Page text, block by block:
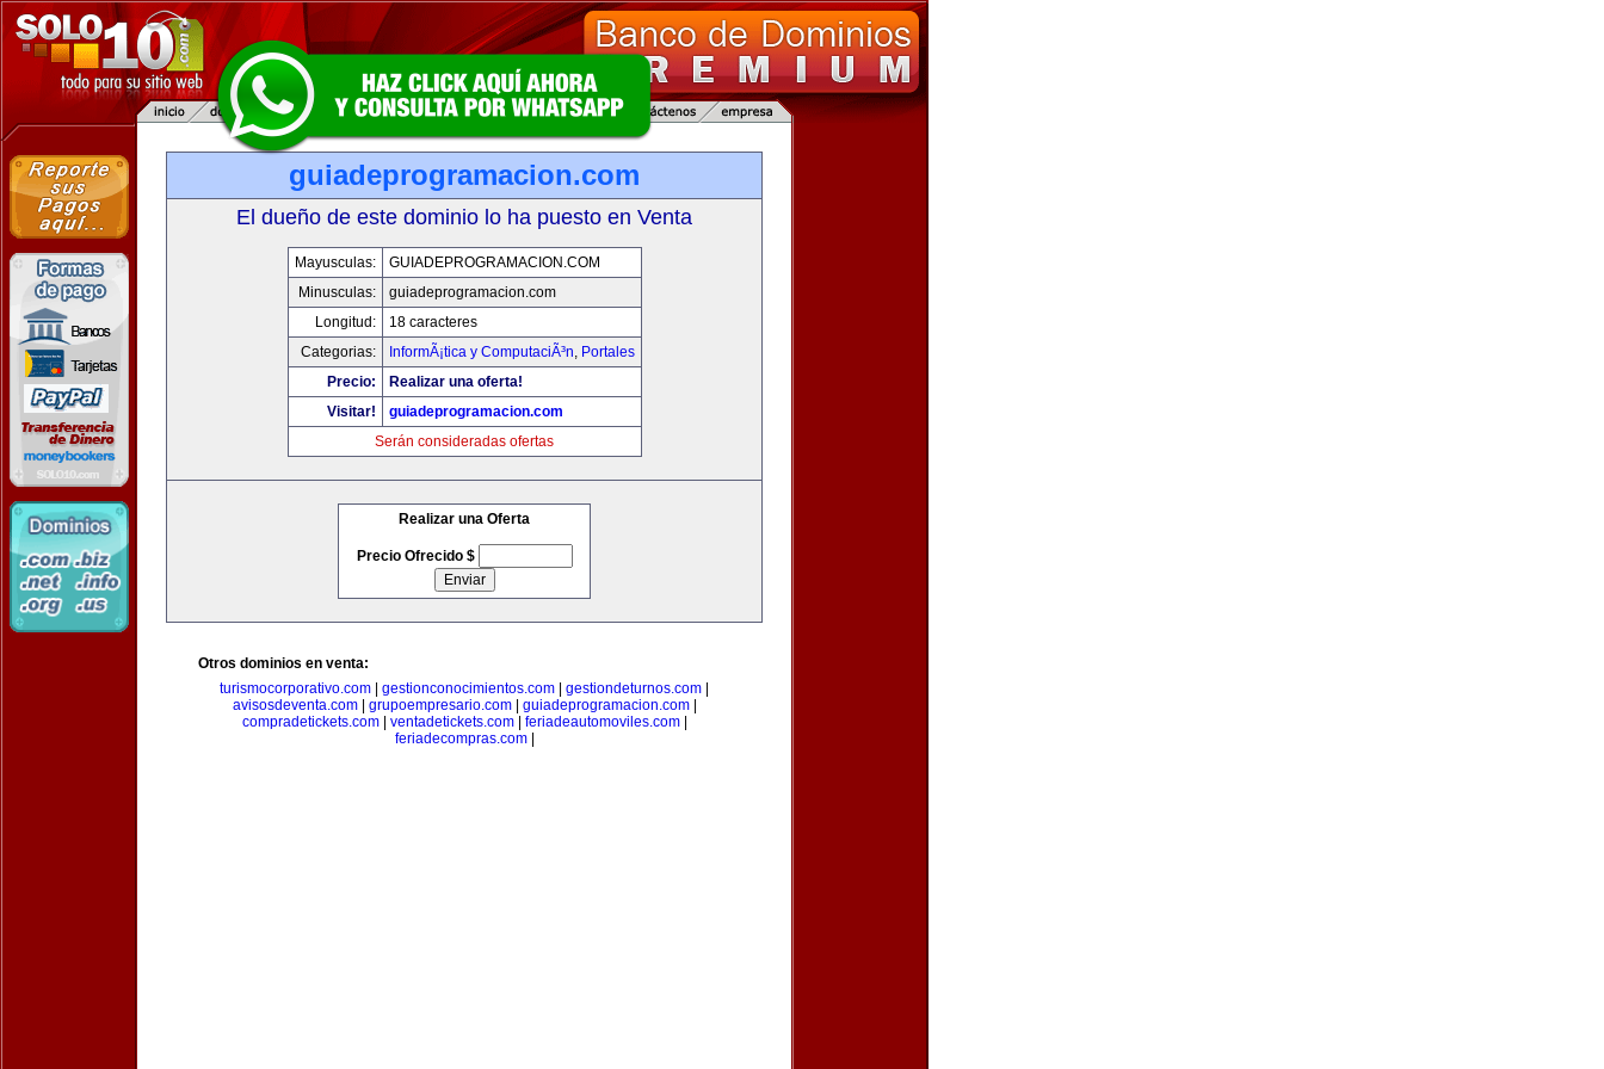
guiadeprogramacion.com
El dueño de este dominio lo ha puesto en Venta
Mayusculas:
GUIADEPROGRAMACION.COM
Minusculas:
guiadeprogramacion.com
Longitud:
18 caracteres
Categorias:
InformÃ¡tica y ComputaciÃ³n, Portales
Precio:
Realizar una oferta!
Visitar!
guiadeprogramacion.com
Serán consideradas ofertas
Realizar una Oferta
Precio Ofrecido $
Otros dominios en venta:
turismocorporativo.com
gestionconocimientos.com gestiondeturnos.com
avisosdeventa.com| grupoempresario.com| guiadeprogramacion.com|
compradetickets.com| ventadetickets.com| feriadeautomoviles.com|
feriadecompras.com|